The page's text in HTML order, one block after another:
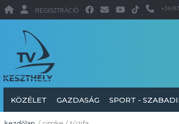
REGISZTRÁCIÓ +36
KÖZÉLET GAZDASÁG SPORT -